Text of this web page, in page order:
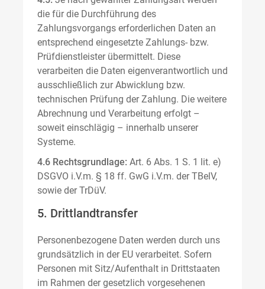
die für die Durchführung des
Zahlungsvorgangs erforderlichen Daten an
entsprechend eingesetzte Zahlungs- bzw.
Prüfdienstleister übermittelt. Diese
verarbeiten die Daten eigenverantwortlich und
ausschließlich zur Abwicklung bzw.
technischen Prüfung der Zahlung. Die weitere
Abrechnung und Verarbeitung erfolgt –
soweit einschlägig – innerhalb unserer
Systeme.
4.6 Rechtsgrundlage: Art. 6 Abs. 1 S. 1 lit. e)
DSGVO i.V.m. § 18 ff. GwG i.V.m. der TBelV,
sowie der TrDüV.
5. Drittlandtransfer
Personenbezogene Daten werden durch uns
grundsätzlich in der EU verarbeitet. Sofern
Personen mit Sitz/Aufenthalt in Drittstaaten
im Rahmen der gesetzlich vorgesehenen